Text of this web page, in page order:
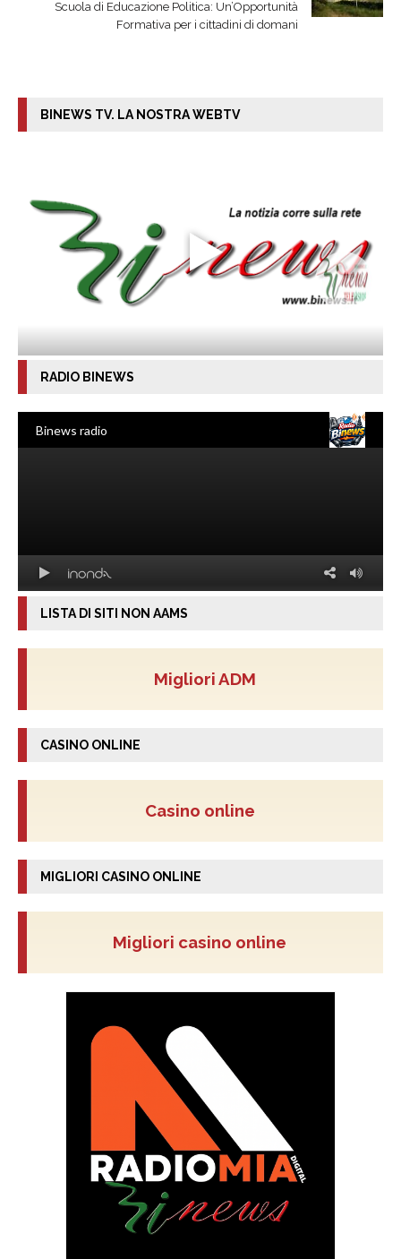
Scuola di Educazione Politica: Un’Opportunità
Formativa per i cittadini di domani
BINEWS TV. LA NOSTRA WEBTV
RADIO BINEWS
LISTA DI SITI NON AAMS
Migliori ADM
CASINO ONLINE
Casino online
MIGLIORI CASINO ONLINE
Migliori casino online